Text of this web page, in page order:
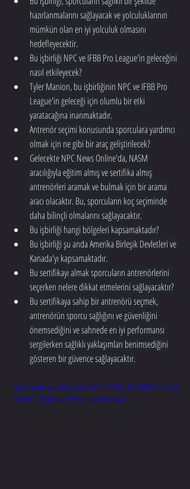
hazırlanmalarını sağlayacak ve yolculuklarının
mümkün olan en iyi yolculuk olmasını
hedefleyecektir.
Bu işbirliği NPC ve IFBB Pro League'in geleceğini
nasıl etkileyecek?
Tyler Manion, bu işbirliğinin NPC ve IFBB Pro
League'in geleceği için olumlu bir etki
yaratacağına inanmaktadır.
Antrenör seçimi konusunda sporculara yardımcı
olmak için ne gibi bir araç geliştirilecek?
Gelecekte NPC News Online'da, NASM
aracılığıyla eğitim almış ve sertifika almış
antrenörleri aramak ve bulmak için bir arama
aracı olacaktır. Bu, sporcuların koç seçiminde
daha bilinçli olmalarını sağlayacaktır.
Bu işbirliği hangi bölgeleri kapsamaktadır?
Bu işbirliği şu anda Amerika Birleşik Devletleri ve
Kanada'yı kapsamaktadır.
Bu sertifikayı almak sporcuların antrenörlerini
seçerken nelere dikkat etmelerini sağlayacaktır?
Bu sertifikaya sahip bir antrenörü seçmek,
antrenörün sporcu sağlığını ve güvenliğini
önemsediğini ve sahnede en iyi performansı
sergilerken sağlıklı yaklaşımları benimsediğini
gösteren bir güvence sağlayacaktır.
https://video.wixstatic.com/video/1c0e0e_367600f02e2c4645
b9c3d90cf794b9ba/1080p/mp4/file.mp4